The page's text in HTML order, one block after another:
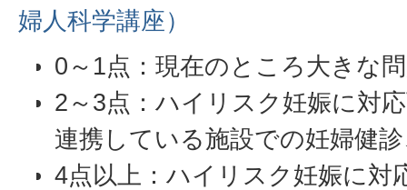
婦人科学講座）
0～1点：現在のところ大きな
2～3点：ハイリスク妊娠に対
連携している施設での妊婦健
4点以上：ハイリスク妊娠に対